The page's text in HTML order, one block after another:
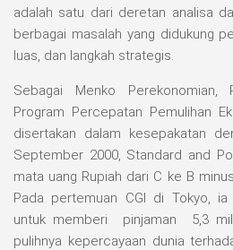
adalah satu dari deretan analisa
berbagai masalah yang didukung
luas, dan langkah strategis.
Sebagai Menko Perekonomian,
Program Percepatan Pemulihan
disertakan dalam kesepakatan
September 2000, Standard and
mata uang Rupiah dari C ke B
Pada pertemuan CGI di Tokyo, ia
untuk memberi pinjaman 5,3
pulihnya kepercayaan dunia